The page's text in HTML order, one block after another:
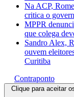
Na ACP,
critica o
MPPR
que colega
Sandro Alex,
ouvem
Curitiba
Contraponto
Clique para aceitar